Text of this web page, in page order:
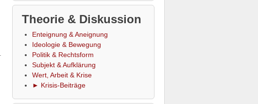
Theorie & Diskussion
Enteignung & Aneignung
Ideologie & Bewegung
Politik & Rechtsform
Subjekt & Aufklärung
Wert, Arbeit & Krise
► Krisis-Beiträge